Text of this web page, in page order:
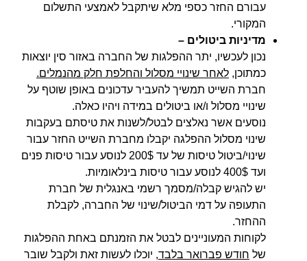
עבורם החזר כספי מלא שיתקבל לאמצעי התשלום
המקורי.
מדיניות ביטולים –
נכון לעכשיו, יתר ההפלגות של החברה באזור סין יוצאות
כמתוכן,לאחר שינויי מסלול והחלפת חלק מהנמלים.
חברת השייט תמשיך להעביר עדכונים באופן שוטף על
שינויי מסלול ו/או ביטולים במידה ויהיו כאלה.
נוסעים אשר נאלצים לבטל/לשנות את טיסתם בעקבות
שינוי מסלול ההפלגה יקבלו מחברת השייט החזר עבור
שינוי/ביטול טיסות של עד 200$ לנוסע עבור טיסות פנים
ועד 400$ לנוסע עבור טיסות בינלאומיות.
יש להגיש קבלה/מסמך רשמי באנגלית של חברת
התעופה על דמי הביטול/שינוי של החברה, לקבלת
ההחזר.
לקוחות המעוניינים לבטל את הזמנתם באחת ההפלגות
שלחודש פברואר בלבד, יוכלו לעשות זאת ולקבל שובר